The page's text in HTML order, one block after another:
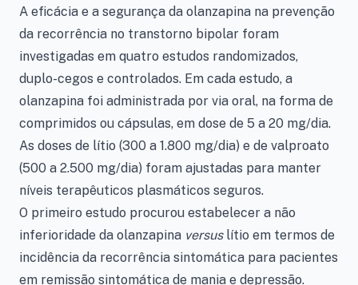
A eficácia e a segurança da olanzapina na prevenção
da recorrência no transtorno bipolar foram
investigadas em quatro estudos randomizados,
duplo-cegos e controlados. Em cada estudo, a
olanzapina foi administrada por via oral, na forma de
comprimidos ou cápsulas, em dose de 5 a 20 mg/dia.
As doses de lítio (300 a 1.800 mg/dia) e de valproato
(500 a 2.500 mg/dia) foram ajustadas para manter
níveis terapêuticos plasmáticos seguros.
O primeiro estudo procurou estabelecer a não
inferioridade da olanzapina versus lítio em termos de
incidência da recorrência sintomática para pacientes
em remissão sintomática de mania e depressão.